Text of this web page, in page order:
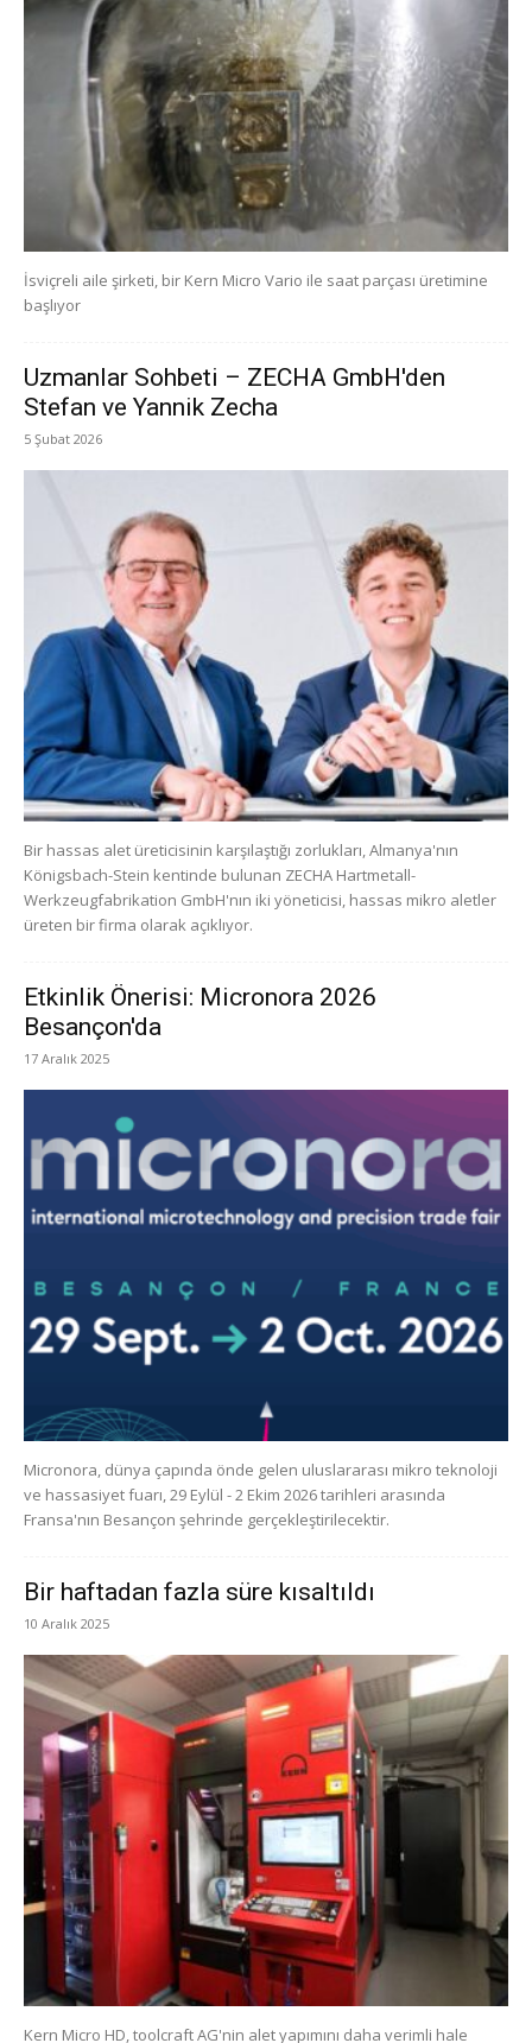
İsviçreli aile şirketi, bir Kern Micro Vario ile saat parçası üretimine
başlıyor
Uzmanlar Sohbeti – ZECHA GmbH'den
Stefan ve Yannik Zecha
5 Şubat 2026
Bir hassas alet üreticisinin karşılaştığı zorlukları, Almanya'nın
Königsbach-Stein kentinde bulunan ZECHA Hartmetall-
Werkzeugfabrikation GmbH'nın iki yöneticisi, hassas mikro aletler
üreten bir firma olarak açıklıyor.
Etkinlik Önerisi: Micronora 2026
Besançon'da
17 Aralık 2025
Micronora, dünya çapında önde gelen uluslararası mikro teknoloji
ve hassasiyet fuarı, 29 Eylül - 2 Ekim 2026 tarihleri arasında
Fransa'nın Besançon şehrinde gerçekleştirilecektir.
Bir haftadan fazla süre kısaltıldı
10 Aralık 2025
Kern Micro HD, toolcraft AG'nin alet yapımını daha verimli hale